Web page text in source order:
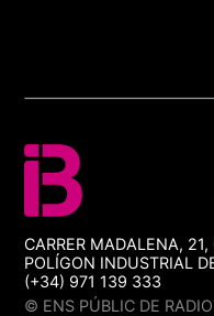
CARRER MADALENA,
POLÍGON INDUSTRIAL
(+34) 971 139 333
© ENS PÚBLIC DE